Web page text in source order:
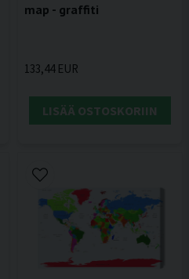
map - graffiti
133,44 EUR
LISÄÄ OSTOSKORIIN